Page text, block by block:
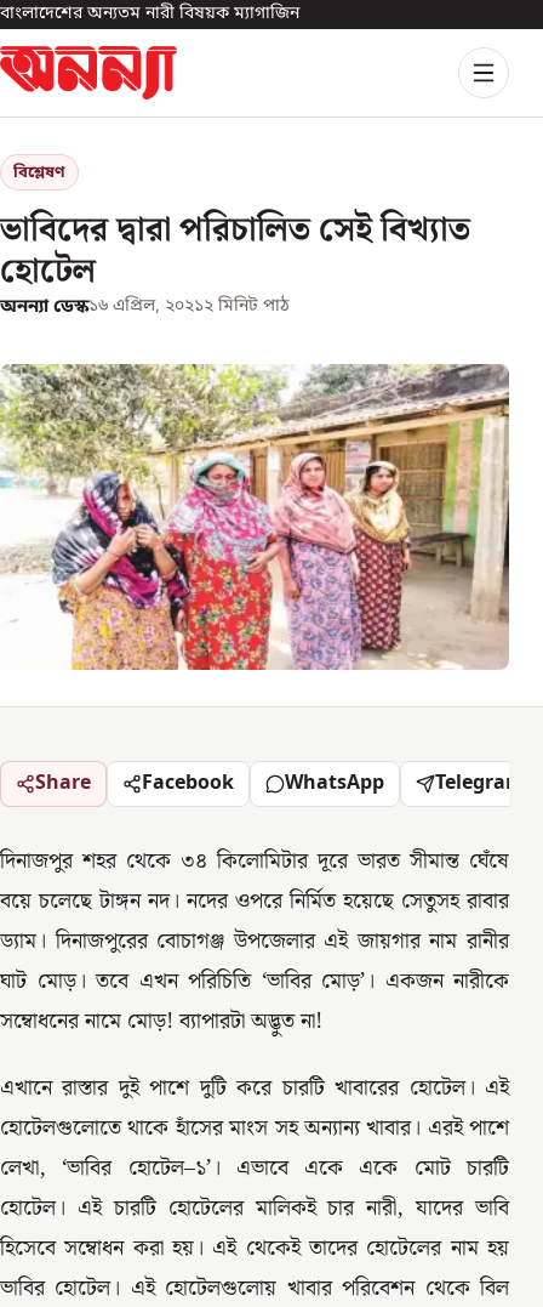
বাংলাদেশের অন্যতম নারী বিষয়ক ম্যাগাজিন
বিশ্লেষণ
ভাবিদের দ্বারা পরিচালিত সেই বিখ্যাত
হোটেল
অনন্যা ডেস্ক১৬ এপ্রিল, ২০২১২ মিনিট পাঠ
Share Facebook WhatsApp Telegram
দিনাজপুর শহর থেকে ৩৪ কিলোমিটার দূরে ভারত সীমান্ত ঘেঁষে
বয়ে চলেছে টাঙ্গন নদ। নদের ওপরে নির্মিত হয়েছে সেতুসহ রাবার
ড্যাম। দিনাজপুরের বোচাগঞ্জ উপজেলার এই জায়গার নাম রানীর
ঘাট মোড়। তবে এখন পরিচিতি ‘ভাবির মোড়’। একজন নারীকে
সম্বোধনের নামে মোড়! ব্যাপারটা অদ্ভুত না!
এখানে রাস্তার দুই পাশে দুটি করে চারটি খাবারের হোটেল। এই
হোটেলগুলোতে থাকে হাঁসের মাংস সহ অন্যান্য খাবার। এরই পাশে
লেখা, ‘ভাবির হোটেল–১’। এভাবে একে একে মোট চারটি
হোটেল। এই চারটি হোটেলের মালিকই চার নারী, যাদের ভাবি
হিসেবে সম্বোধন করা হয়। এই থেকেই তাদের হোটেলের নাম হয়
ভাবির হোটেল। এই হোটেলগুলোয় খাবার পরিবেশন থেকে বিল